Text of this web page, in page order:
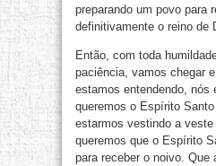
preparando um povo para
definitivamente o reino de
Então, com toda
paciência, vamos chegar
estamos entendendo, nós
queremos o Espírito
estarmos vestindo a
queremos que o Espírito
para receber o noivo. Que